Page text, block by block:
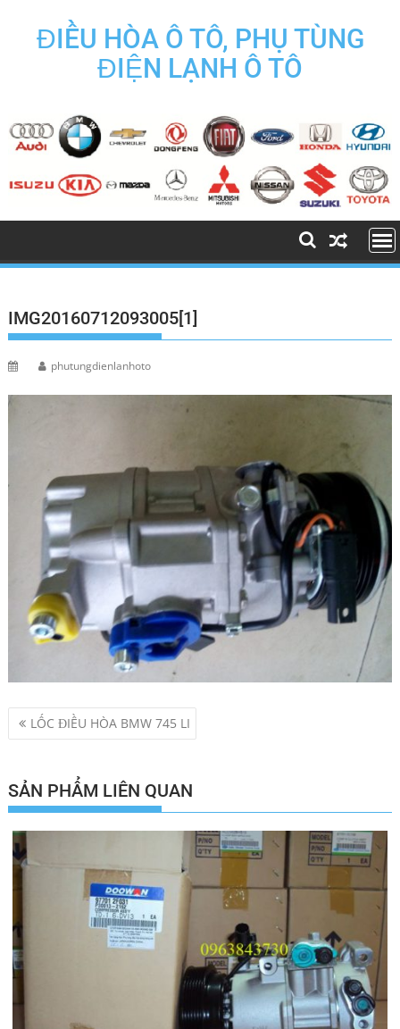
contentĐIỀU HÒA Ô TÔ, PHỤ TÙNG
ĐIỆN LẠNH Ô TÔ
IMG20160712093005[1]
phutungdienlanhoto
Điều
hướng
viết
LỐC ĐIỀU HÒA BMW 745 LI
SẢN PHẨM LIÊN QUAN